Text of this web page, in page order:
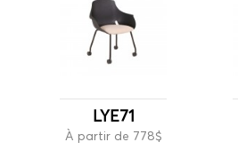
LYE71
À partir de 778$